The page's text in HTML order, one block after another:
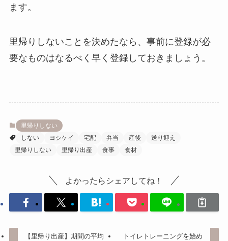
ます。
里帰りしないことを決めたなら、事前に登録が必
要なものはなるべく早く登録しておきましょう。
里帰りしない
しない
ヨシケイ 宅配 弁当 産後
送り迎え
里帰りしない
里帰り出産 食事 食材
よかったらシェアしてね！
【里帰り出産】期間の平均
トイレトレーニングを始め